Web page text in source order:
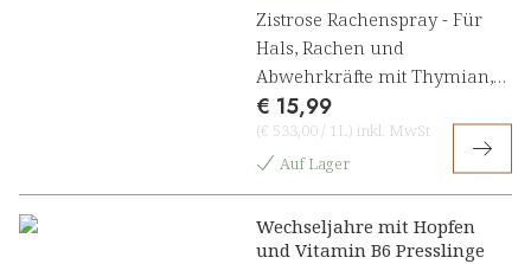
Zistrose Rachenspray - Für
Hals, Rachen und
Abwehrkräfte mit Thymian,
Salbei und Vitamin C
€ 15,99
(€ 533,00 / 1L) inkl. MwSt
Auf Lager
Wechseljahre mit Hopfen
und Vitamin B6 Presslinge